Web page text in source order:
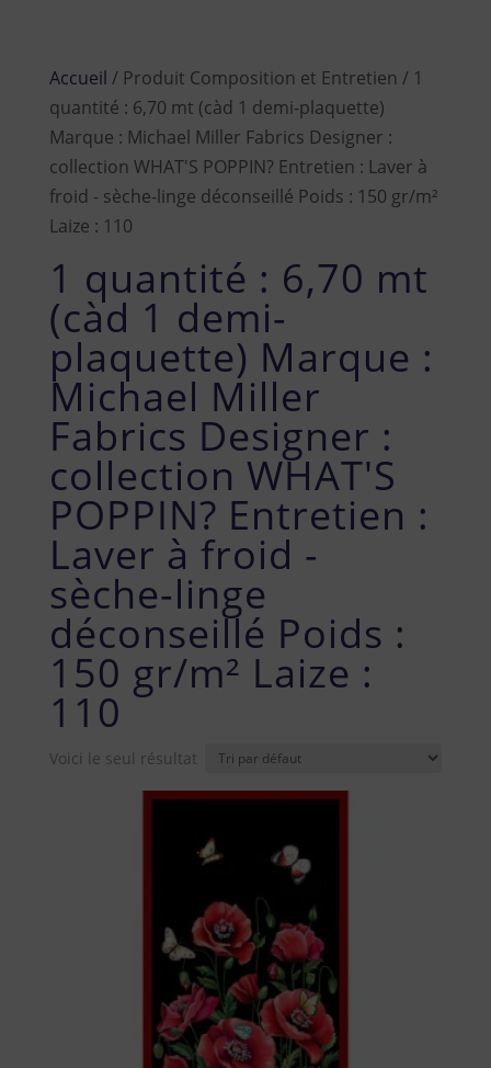
Accueil / Produit Composition et Entretien / 1
quantité : 6,70 mt (càd 1 demi-plaquette)
Marque : Michael Miller Fabrics Designer :
collection WHAT'S POPPIN? Entretien : Laver à
froid - sèche-linge déconseillé Poids : 150 gr/m²
Laize : 110
1 quantité : 6,70 mt
(càd 1 demi-
plaquette) Marque :
Michael Miller
Fabrics Designer :
collection WHAT'S
POPPIN? Entretien :
Laver à froid -
sèche-linge
déconseillé Poids :
150 gr/m² Laize :
110
Voici le seul résultat